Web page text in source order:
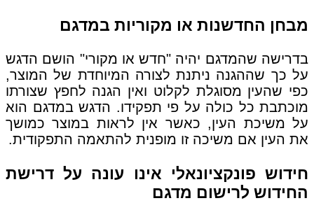
מבחן החדשנות או מקוריות במדגם
בדרישה שהמדגם יהיה "חדש או מקורי" הושם הדגש
על כך שההגנה ניתנת לצורה המיוחדת של המוצר,
כפי שהעין מסוגלת לקלוט ואין הגנה לחפץ שצורתו
מוכתבת כל כולה על פי תפקידו. הדגש במדגם הוא
על משיכת העין, כאשר אין לראות במוצר כמושך
את העין אם משיכה זו מופנית להתאמה התפקודית.
חידוש פונקציונאלי אינו עונה על דרישת
החידוש לרישום מדגם